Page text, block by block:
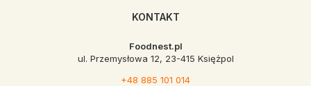
KONTAKT
Foodnest.pl
ul. Przemysłowa 12, 23-415 Księżpol
+48 885 101 014